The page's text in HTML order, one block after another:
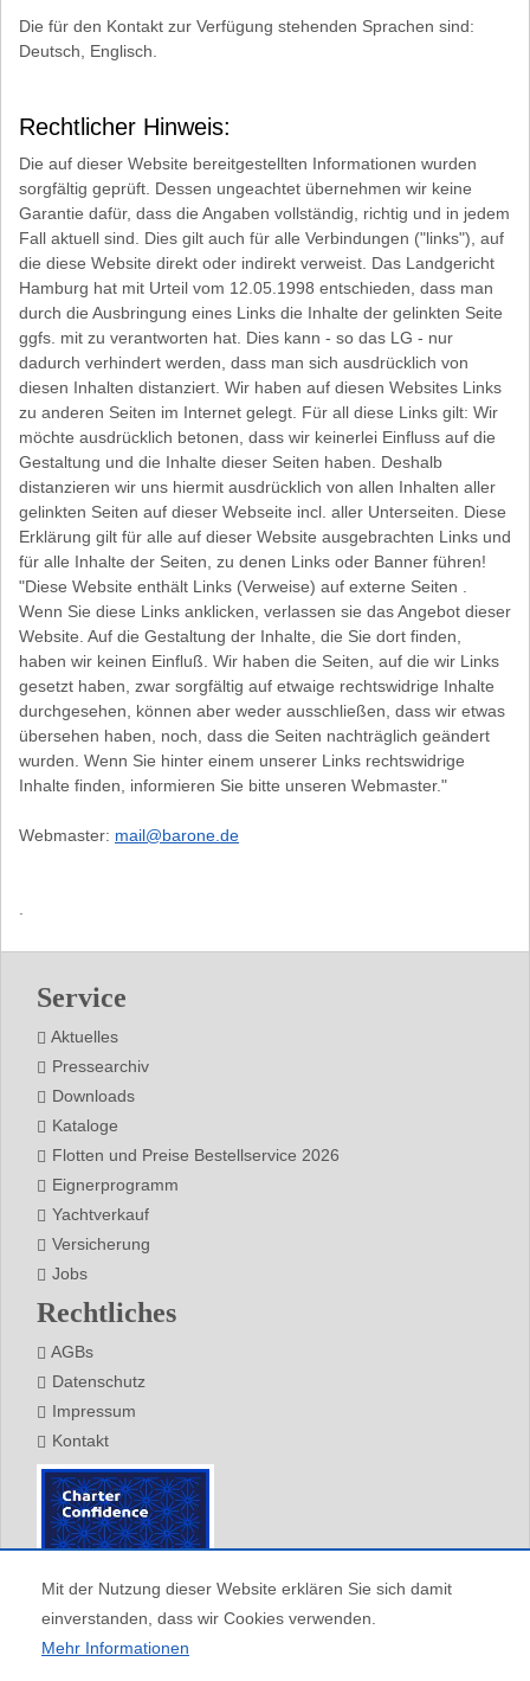
Die für den Kontakt zur Verfügung stehenden Sprachen sind:
Deutsch, Englisch.
Rechtlicher Hinweis:
Die auf dieser Website bereitgestellten Informationen wurden
sorgfältig geprüft. Dessen ungeachtet übernehmen wir keine
Garantie dafür, dass die Angaben vollständig, richtig und in jedem
Fall aktuell sind. Dies gilt auch für alle Verbindungen ("links"), auf
die diese Website direkt oder indirekt verweist. Das Landgericht
Hamburg hat mit Urteil vom 12.05.1998 entschieden, dass man
durch die Ausbringung eines Links die Inhalte der gelinkten Seite
ggfs. mit zu verantworten hat. Dies kann - so das LG - nur
dadurch verhindert werden, dass man sich ausdrücklich von
diesen Inhalten distanziert. Wir haben auf diesen Websites Links
zu anderen Seiten im Internet gelegt. Für all diese Links gilt: Wir
möchte ausdrücklich betonen, dass wir keinerlei Einfluss auf die
Gestaltung und die Inhalte dieser Seiten haben. Deshalb
distanzieren wir uns hiermit ausdrücklich von allen Inhalten aller
gelinkten Seiten auf dieser Webseite incl. aller Unterseiten. Diese
Erklärung gilt für alle auf dieser Website ausgebrachten Links und
für alle Inhalte der Seiten, zu denen Links oder Banner führen!
"Diese Website enthält Links (Verweise) auf externe Seiten .
Wenn Sie diese Links anklicken, verlassen sie das Angebot dieser
Website. Auf die Gestaltung der Inhalte, die Sie dort finden,
haben wir keinen Einfluß. Wir haben die Seiten, auf die wir Links
gesetzt haben, zwar sorgfältig auf etwaige rechtswidrige Inhalte
durchgesehen, können aber weder ausschließen, dass wir etwas
übersehen haben, noch, dass die Seiten nachträglich geändert
wurden. Wenn Sie hinter einem unserer Links rechtswidrige
Inhalte finden, informieren Sie bitte unseren Webmaster."
Webmaster: mail@barone.de
Service
Aktuelles
Pressearchiv
Downloads
Kataloge
Flotten und Preise Bestellservice 2026
Eignerprogramm
Yachtverkauf
Versicherung
Jobs
Rechtliches
AGBs
Datenschutz
Impressum
Kontakt
Mit der Nutzung dieser Website erklären Sie sich damit
einverstanden, dass wir Cookies verwenden.
Mehr Informationen